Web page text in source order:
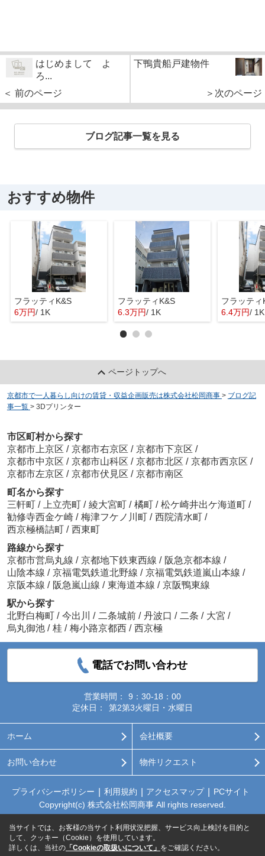
はじめまして よ
ろ...
＜ 前のページ
下鴨貴船戸建物件
＞次のページ
ブログ記事一覧を見る
おすすめ物件
フラッティK&S
6万円/ 1K
フラッティK&S
6.3万円/ 1K
フラッティ
6.4万円/ 1K
ページトップへ
京都市で一人暮らし向けの賃貸・収益企画販売は株式会社松岡商事 > ブログ記
事一覧 > 3Dプリンター
市区町村から探す
京都市上京区 / 京都市右京区 / 京都市下京区 /
京都市中京区 / 京都市山科区 / 京都市北区 / 京都市西京区 /
京都市左京区 / 京都市伏見区 / 京都市南区
町名から探す
三軒町 / 上立売町 / 綾大宮町 / 橘町 / 松ケ崎井出ケ海道町 /
勧修寺西金ケ崎 / 梅津フケノ川町 / 西院清水町 /
西京極橋詰町 / 西東町
路線から探す
京都市営烏丸線 / 京都地下鉄東西線 / 阪急京都本線 /
山陰本線 / 京福電気鉄道北野線 / 京福電気鉄道嵐山本線 /
京阪本線 / 阪急嵐山線 / 東海道本線 / 京阪鴨東線
駅から探す
北野白梅町 / 今出川 / 二条城前 / 丹波口 / 二条 / 大宮 /
烏丸御池 / 桂 / 梅小路京都西 / 西京極
電話でお問い合わせ
営業時間：
9：30-18：00
定休日：
第2第3火曜日・水曜日
ホーム 会社概要
お問い合わせ 物件リクエスト
プライバシーポリシー 利用規約 アクセスマップ
PCサイト
Copyright(c) 株式会社松岡商事 All rights reserved.
当サイトでは、お客様の当サイト利用状況把握、サービス向上検討を目的と
して、クッキー（Cookie）を使用しています。
詳しくは、当社の 「Cookieの取扱いについて」 をご確認ください。